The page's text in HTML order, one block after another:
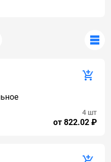
от 822.02 ₽
4 шт